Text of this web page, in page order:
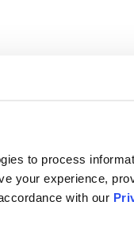
to process
your experience,
with our